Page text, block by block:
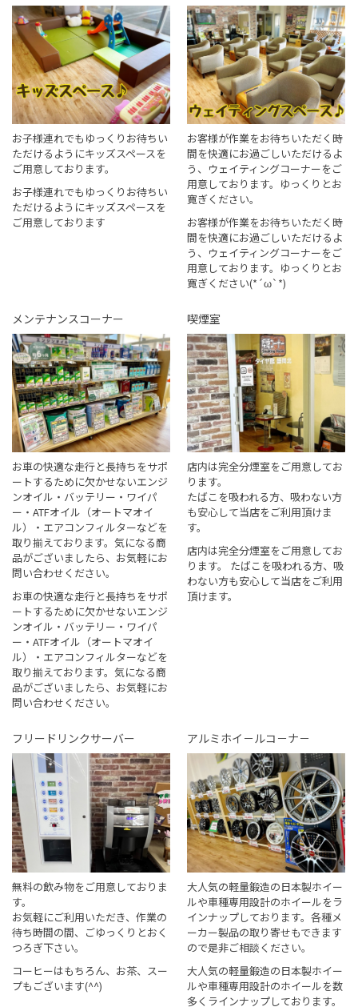
お子様連れでもゆっくりお待ちい
ただけるようにキッズスペースを
ご用意しております。
お子様連れでもゆっくりお待ちい
ただけるようにキッズスペースを
ご用意しております
お客様が作業をお待ちいただく時
間を快適にお過ごしいただけるよ
う、ウェイティングコーナーをご
用意しております。ゆっくりとお
寛ぎください。
お客様が作業をお待ちいただく時
間を快適にお過ごしいただけるよ
う、ウェイティングコーナーをご
用意しております。ゆっくりとお
寛ぎください(*´ω`*)
メンテナンスコーナー
お車の快適な走行と長持ちをサポ
ートするために欠かせないエンジ
ンオイル・バッテリー・ワイパ
ー・ATFオイル（オートマオイ
ル）・エアコンフィルターなどを
取り揃えております。気になる商
品がございましたら、お気軽にお
問い合わせください。
お車の快適な走行と長持ちをサポ
ートするために欠かせないエンジ
ンオイル・バッテリー・ワイパ
ー・ATFオイル（オートマオイ
ル）・エアコンフィルターなどを
取り揃えております。気になる商
品がございましたら、お気軽にお
問い合わせください。
喫煙室
店内は完全分煙室をご用意してお
ります。
たばこを吸われる方、吸わない方
も安心して当店をご利用頂けま
す。
店内は完全分煙室をご用意してお
ります。 たばこを吸われる方、吸
わない方も安心して当店をご利用
頂けます。
フリードリンクサーバー
無料の飲み物をご用意しておりま
す。
お気軽にご利用いただき、作業の
待ち時間の間、ごゆっくりとおく
つろぎ下さい。
コーヒーはもちろん、お茶、スー
プもございます(^^)
アルミホイ－ルコ－ナ－
大人気の軽量鍛造の日本製ホイー
ルや車種専用設計のホイールをラ
インナップしております。各種メ
ーカー製品の取り寄せもできます
ので是非ご相談ください。
大人気の軽量鍛造の日本製ホイー
ルや車種専用設計のホイールを数
多くラインナップしております。